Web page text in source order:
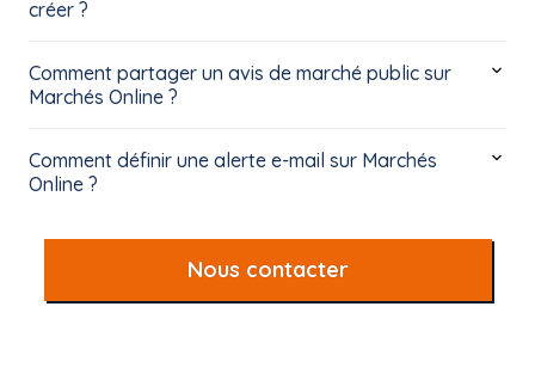
créer ?
Comment partager un avis de marché public sur
Marchés Online ?
Comment définir une alerte e-mail sur Marchés
Online ?
Nous contacter